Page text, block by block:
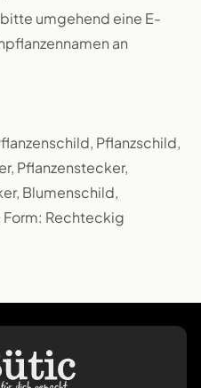
umgehend eine E-
an
Pflanzschild,
Pflanzenstecker,
Blumenschild,
Form: Rechteckig